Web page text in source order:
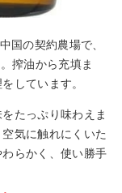
国の契約農場で、
搾油から充填ま
しています。
たっぷり味わえま
気に触れにくいた
らかく、使い勝手